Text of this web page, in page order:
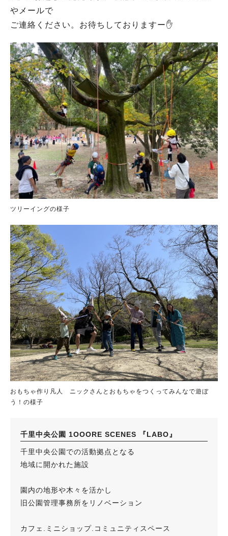
やメールで
ご連絡ください。お待ちしておりますー✋
ツリーイングの様子
おもちゃ作り凡人 ニックさんとおもちゃをつくってみんなで遊ぼ
う！の様子
千里中央公園 1OOORE SCENES 『LABO』
千里中央公園での活動拠点となる
地域に開かれた施設
園内の地形や木々を活かし
旧公園管理事務所をリノベーション
カフェ.ミニショップ.コミュニティスペース